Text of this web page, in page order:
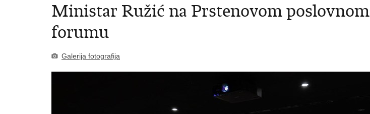
Ministar Ružić na Prstenovom poslovnom
forumu
Galerija fotografija